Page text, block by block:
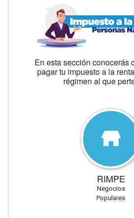
En esta sección conocerás
pagar tu impuesto a la
régimen al que
RIMPE
Negocios
Populares